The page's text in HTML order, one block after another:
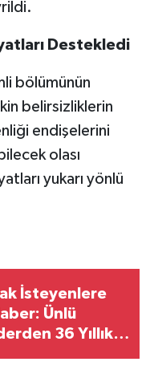
Destekledi
bölümünün
belirsizliklerin
endişelerini
olası
yukarı yönlü
İsteyenlere
Ünlü
36 Yıllık